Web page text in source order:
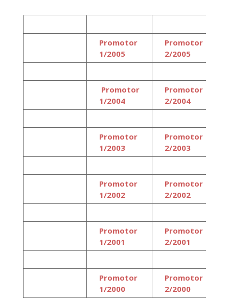
Promotor
1/2005
Promotor
2/2005
Promotor
1/2004
Promotor
2/2004
Promotor
1/2003
Promotor
2/2003
Promotor
1/2002
Promotor
2/2002
Promotor
1/2001
Promotor
2/2001
Promotor
1/2000
Promotor
2/2000